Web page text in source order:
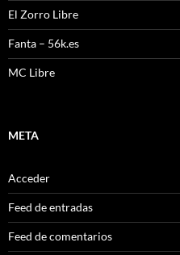
El Zorro Libre
Fanta – 56k.es
MC Libre
META
Acceder
Feed de entradas
Feed de comentarios